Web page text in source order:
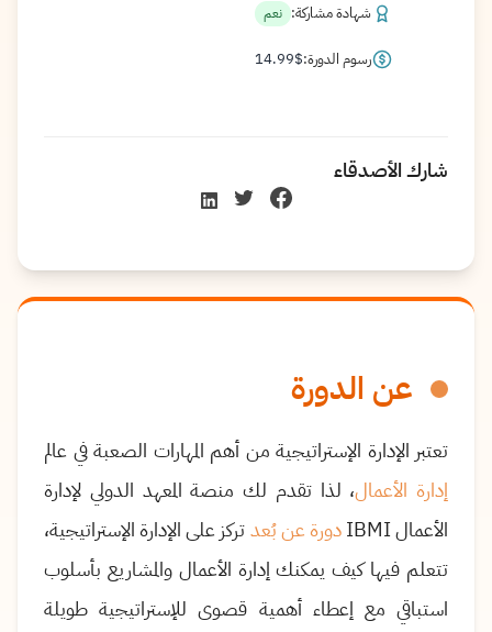
عن الدورة
تعتبر الإدارة الإستراتيجية من أهم المهارات الصعبة في عالم
إدارة الأعمال، لذا تقدم لك منصة المعهد الدولي لإدارة
الأعمالIBMIدورة عن بُعدتركز على الإدارة الإستراتيجية،
تتعلم فيها كيف يمكنك إدارة الأعمال والمشاريع بأسلوب
استباقي مع إعطاء أهمية قصوى للإستراتيجية طويلة
شهادة مشاركة: نعم
رسوم الدورة: 14.99$
شارك الأصدقاء